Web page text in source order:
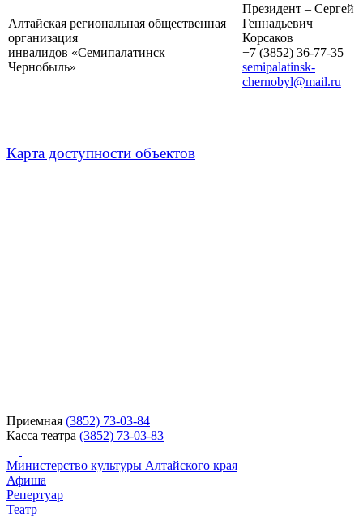
Алтайская региональная общественная
организация
инвалидов «Семипалатинск –
Чернобыль»
Президент – Сергей
Геннадьевич
Корсаков
+7 (3852) 36-77-35
semipalatinsk-
chernobyl@mail.ru
Карта доступности объектов
Приемная (3852) 73-03-84
Касса театра (3852) 73-03-83
Министерство культуры Алтайского края
Афиша
Репертуар
Театр